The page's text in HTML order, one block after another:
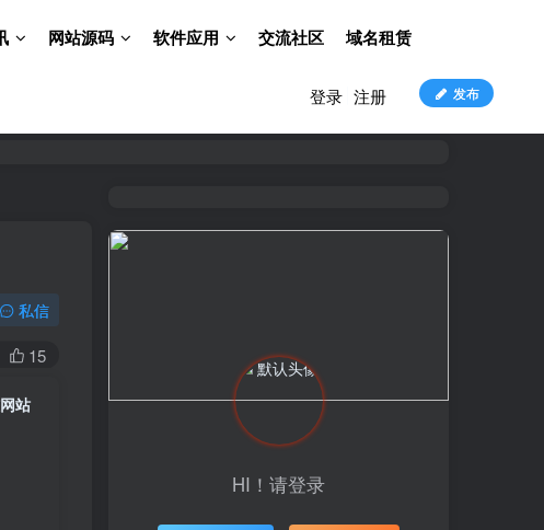
网站源码 软件应用 交流社区 域名租赁
发布
登录 注册
私信
15
站
HI！请登录